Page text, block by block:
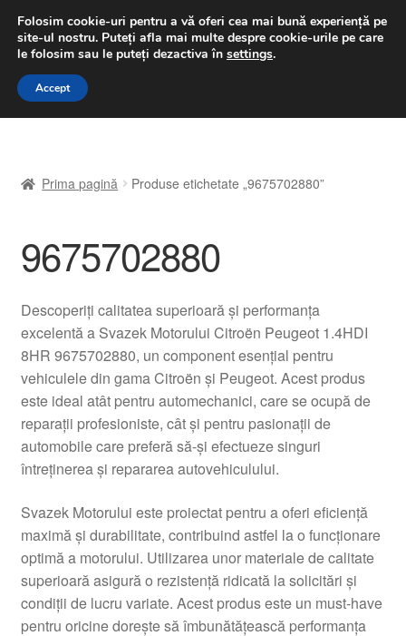
LIVRARE de la 33 lei
luni-vineri 9 a.m. - 4 p.m.031 229 6816
Sari
Sari
A lua legatura
Contul meu
Despre noi
Finalizare comandă
Livrare
Livrare în toată lumea
Plângere
Plățile
Politică de confidențialitate
Prima pagină Produse etichetate „9675702880”
9675702880
Descoperiți calitatea superioară și performanța
excelentă a Svazek Motorului Citroën Peugeot 1.4HDI
8HR 9675702880, un component esențial pentru
vehiculele din gama Citroën și Peugeot. Acest produs
este ideal atât pentru automechanici, care se ocupă de
reparații profesioniste, cât și pentru pasionații de
automobile care preferă să-și efectueze singuri
întreținerea și repararea autovehiculului.
Svazek Motorului este proiectat pentru a oferi eficiență
maximă și durabilitate, contribuind astfel la o funcționare
optimă a motorului. Utilizarea unor materiale de calitate
superioară asigură o rezistență ridicată la solicitări și
condiții de lucru variate. Acest produs este un must-have
pentru oricine dorește să îmbunătățească performanța
Folosim cookie-uri pentru a vă oferi cea mai bună experiență pe
site-ul nostru. Puteți afla mai multe despre cookie-urile pe care
le folosim sau le puteți dezactiva în settings.
Accept